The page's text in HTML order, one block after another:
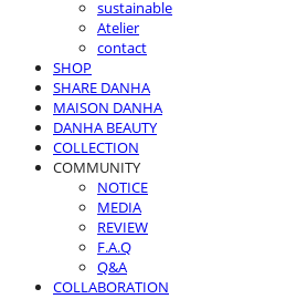
sustainable
Atelier
contact
SHOP
SHARE DANHA
MAISON DANHA
DANHA BEAUTY
COLLECTION
COMMUNITY
NOTICE
MEDIA
REVIEW
F.A.Q
Q&A
COLLABORATION